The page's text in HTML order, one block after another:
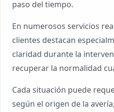
paso del tiempo.
En numerosos servicios
clientes destacan
claridad durante la
recuperar la normalidad
Cada situación puede
según el origen de la